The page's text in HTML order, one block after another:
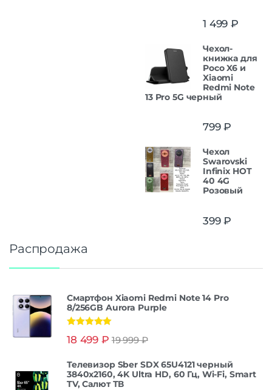
1 499 ₽
Чехол-
книжка для
Poco X6 и
Xiaomi
Redmi Note
13 Pro 5G черный
799₽
Чехол
Swarovski
Infinix HOT
40 4G
Розовый
399₽
Распродажа
Смартфон Xiaomi Redmi Note 14 Pro
8/256GB Aurora Purple
из 5
18 499 ₽ 19 999₽
Телевизор Sber SDX 65U4121 черный
3840x2160, 4K Ultra HD, 60 Гц, Wi-Fi, Smart
TV, Салют ТВ